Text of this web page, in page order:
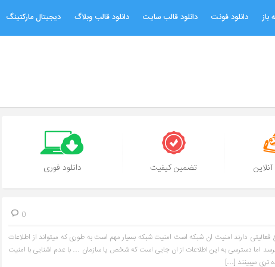
باز دانلود فونت دانلود قالب سایت دانلود قالب وبلاگ دیجیتال مارکتینگ
تضمین کیفیت دانلود فوری
0
فعالیتی دارند امنیت ان شبکه است امنیت شبکه بسیار مهم است به طوری که میتواند از اطلاعات
اما دسترسی به این اطلاعات از ان جایی است که شخص یا سازمان … با عدم اشنایی با امنیت
تری میبینند […]